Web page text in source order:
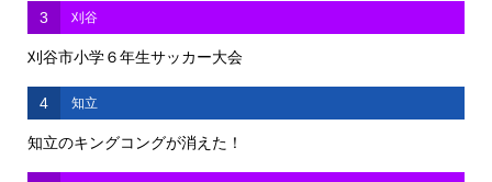
3 刈谷
刈谷市小学６年生サッカー大会
4 知立
知立のキングコングが消えた！